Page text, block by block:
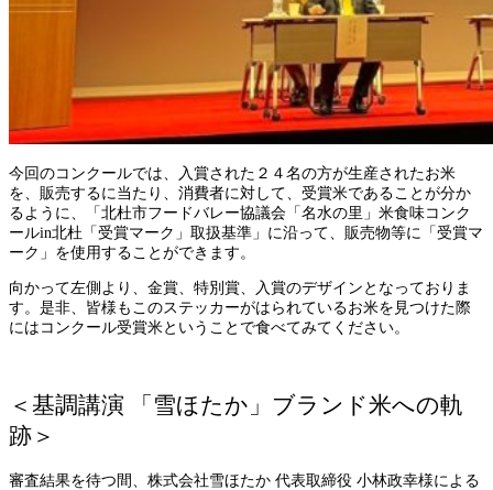
今回のコンクールでは、入賞された２４名の方が生産されたお米
を、販売するに当たり、消費者に対して、受賞米であることが分か
るように、「北杜市フードバレー協議会「名水の里」米食味コンク
ールin北杜「受賞マーク」取扱基準」に沿って、販売物等に「受賞マ
ーク」を使用することができます。
向かって左側より、金賞、特別賞、入賞のデザインとなっておりま
す。是非、皆様もこのステッカーがはられているお米を見つけた際
にはコンクール受賞米ということで食べてみてください。
＜基調講演 「雪ほたか」ブランド米への軌
跡＞
審査結果を待つ間、株式会社雪ほたか 代表取締役 小林政幸様による